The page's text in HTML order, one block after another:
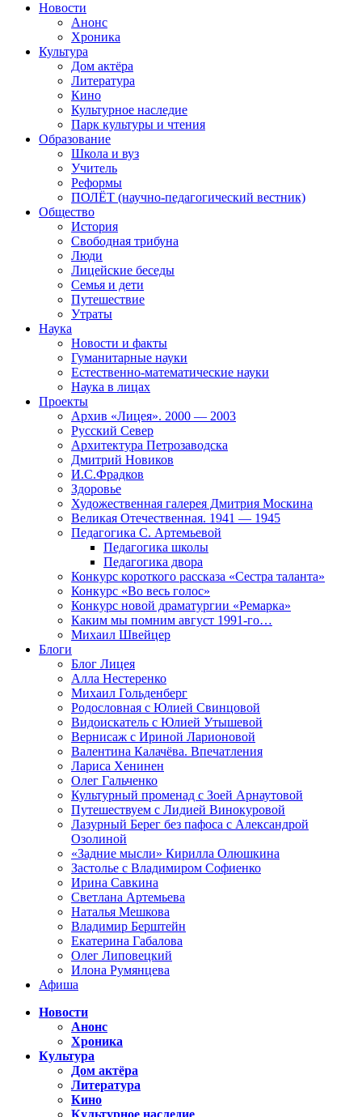
Новости
Анонс
Хроника
Культура
Дом актёра
Литература
Кино
Культурное наследие
Парк культуры и чтения
Образование
Школа и вуз
Учитель
Реформы
ПОЛЁТ (научно-педагогический вестник)
Общество
История
Свободная трибуна
Люди
Лицейские беседы
Семья и дети
Путешествие
Утраты
Наука
Новости и факты
Гуманитарные науки
Естественно-математические науки
Наука в лицах
Проекты
Архив «Лицея». 2000 — 2003
Русский Север
Архитектура Петрозаводска
Дмитрий Новиков
И.С.Фрадков
Здоровье
Художественная галерея Дмитрия Москина
Великая Отечественная. 1941 — 1945
Педагогика С. Артемьевой
Педагогика школы
Педагогика двора
Конкурс короткого рассказа «Сестра таланта»
Конкурс «Во весь голос»
Конкурс новой драматургии «Ремарка»
Каким мы помним август 1991-го…
Михаил Швейцер
Блоги
Блог Лицея
Алла Нестеренко
Михаил Гольденберг
Родословная с Юлией Свинцовой
Видоискатель с Юлией Утышевой
Вернисаж с Ириной Ларионовой
Валентина Калачёва. Впечатления
Лариса Хенинен
Олег Гальченко
Культурный променад с Зоей Арнаутовой
Путешествуем с Лидией Винокуровой
Лазурный Берег без пафоса с Александрой
Озолиной
«Задние мысли» Кирилла Олюшкина
Застолье с Владимиром Софиенко
Ирина Савкина
Светлана Артемьева
Наталья Мешкова
Владимир Берштейн
Екатерина Габалова
Олег Липовецкий
Илона Румянцева
Афиша
Новости
Анонс
Хроника
Культура
Дом актёра
Литература
Кино